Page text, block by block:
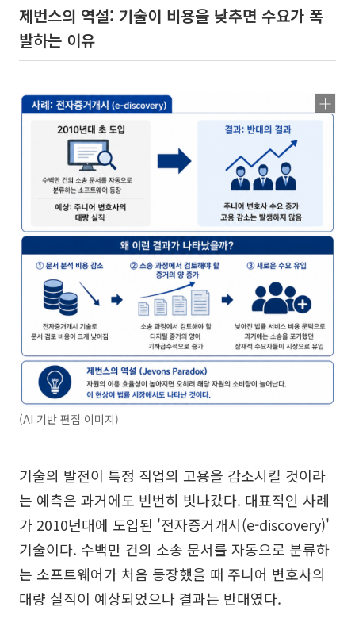
제번스의 역설: 기술이 비용을 낮추면 수요가 폭
발하는 이유
(AI 기반 편집 이미지)
기술의 발전이 특정 직업의 고용을 감소시킬 것이라
는 예측은 과거에도 빈번히 빗나갔다. 대표적인 사례
가 2010년대에 도입된 '전자증거개시(e-discovery)'
기술이다. 수백만 건의 소송 문서를 자동으로 분류하
는 소프트웨어가 처음 등장했을 때 주니어 변호사의
대량 실직이 예상되었으나 결과는 반대였다.